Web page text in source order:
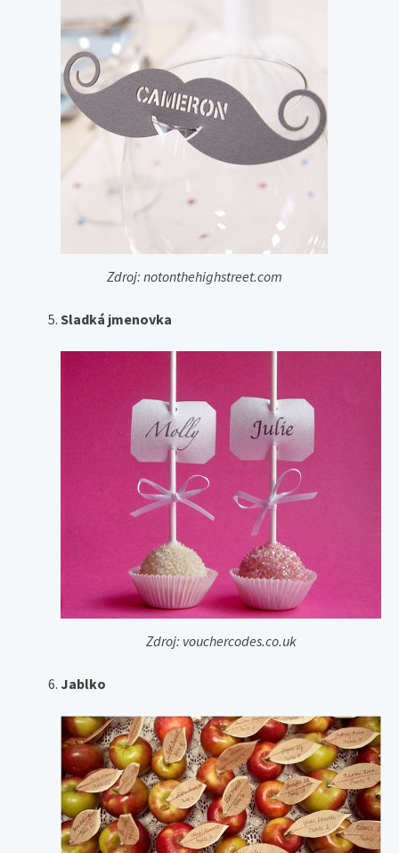
Zdroj: notonthehighstreet.com
Sladká jmenovka
Zdroj: vouchercodes.co.uk
Jablko